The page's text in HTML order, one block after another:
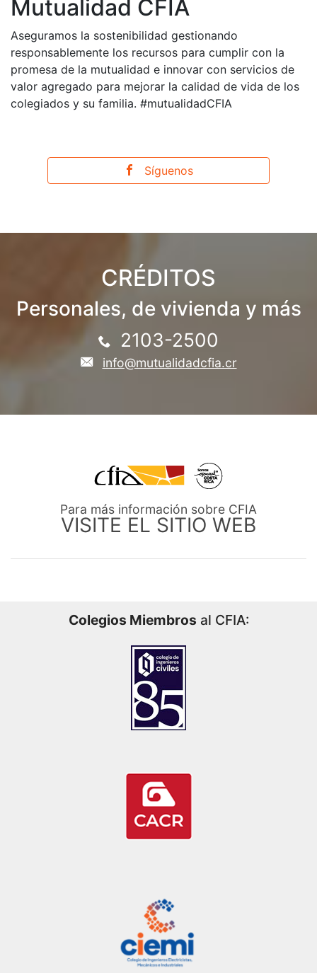
Mutualidad CFIA
Aseguramos la sostenibilidad gestionando
responsablemente los recursos para cumplir con la
promesa de la mutualidad e innovar con servicios de
valor agregado para mejorar la calidad de vida de los
colegiados y su familia. #mutualidadCFIA
Síguenos
CRÉDITOS
Personales, de vivienda y más
2103-2500
info@mutualidadcfia.cr
Para más información sobre CFIA
VISITE EL SITIO WEB
Colegios Miembros al CFIA: